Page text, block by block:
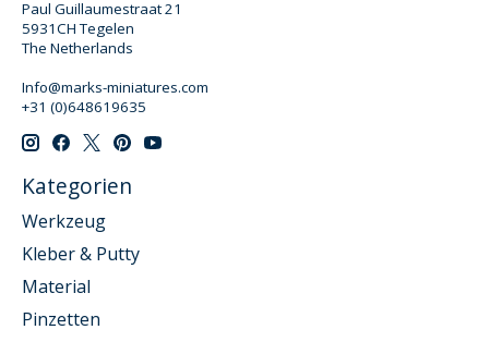
Paul Guillaumestraat 21
5931CH Tegelen
The Netherlands
Info@marks-miniatures.com
+31 (0)648619635
Kategorien
Werkzeug
Kleber & Putty
Material
Pinzetten